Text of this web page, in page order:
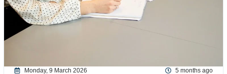
Monday, 9 March 2026 5 months ago